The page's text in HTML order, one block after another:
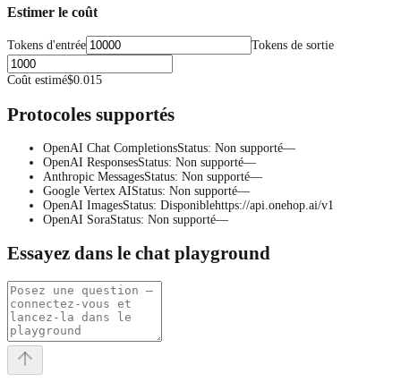
Estimer le coût
Tokens d'entrée Tokens de sortie
Coût estimé$0.015
Protocoles supportés
OpenAI Chat CompletionsStatus: Non supporté—
OpenAI ResponsesStatus: Non supporté—
Anthropic MessagesStatus: Non supporté—
Google Vertex AIStatus: Non supporté—
OpenAI ImagesStatus: Disponiblehttps://api.onehop.ai/v1
OpenAI SoraStatus: Non supporté—
Essayez dans le chat playground